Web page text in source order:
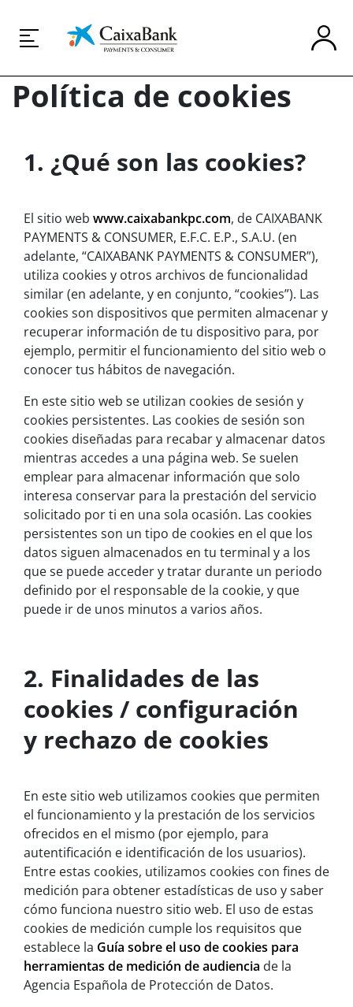
Política de cookies
1. ¿Qué son las cookies?
El sitio web www.caixabankpc.com, de CAIXABANK
PAYMENTS & CONSUMER, E.F.C. E.P., S.A.U. (en
adelante, “CAIXABANK PAYMENTS & CONSUMER”),
utiliza cookies y otros archivos de funcionalidad
similar (en adelante, y en conjunto, “cookies”). Las
cookies son dispositivos que permiten almacenar y
recuperar información de tu dispositivo para, por
ejemplo, permitir el funcionamiento del sitio web o
conocer tus hábitos de navegación.
En este sitio web se utilizan cookies de sesión y
cookies persistentes. Las cookies de sesión son
cookies diseñadas para recabar y almacenar datos
mientras accedes a una página web. Se suelen
emplear para almacenar información que solo
interesa conservar para la prestación del servicio
solicitado por ti en una sola ocasión. Las cookies
persistentes son un tipo de cookies en el que los
datos siguen almacenados en tu terminal y a los
que se puede acceder y tratar durante un periodo
definido por el responsable de la cookie, y que
puede ir de unos minutos a varios años.
2. Finalidades de las
cookies / configuración
y rechazo de cookies
En este sitio web utilizamos cookies que permiten
el funcionamiento y la prestación de los servicios
ofrecidos en el mismo (por ejemplo, para
autentificación e identificación de los usuarios).
Entre estas cookies, utilizamos cookies con fines de
medición para obtener estadísticas de uso y saber
cómo funciona nuestro sitio web. El uso de estas
cookies de medición cumple los requisitos que
establece la Guía sobre el uso de cookies para
herramientas de medición de audiencia de la
Agencia Española de Protección de Datos.